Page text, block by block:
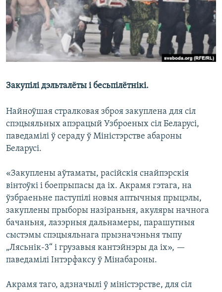
КУЛЬТУРА
КАЛЯНДАР
МОВА
НА ХВАЛЯХ СВАБОДЫ
Закупілі дэльталёты і бесьпілётнікі.
Найноўшая стралковая зброя закуплена для сіл
спэцыяльных апэрацый Узброеных сіл Беларусі,
паведамілі ў сераду ў Міністэрстве абароны
Беларусі.
«Закуплены аўтаматы, расійскія снайпэрскія
вінтоўкі і боепрыпасы да іх. Акрамя гэтага, на
ўзбраеньне паступілі новыя аптычныя прыцэлы,
закуплены прыборы назіраньня, акуляры начнога
бачаньня, лазэрныя дальнамеры, парашутныя
сыстэмы спэцыяльнага прызначэньня тыпу
„Лясьнік-3“ і грузавыя кантэйнэры да іх», —
паведамілі Інтэрфаксу ў Мінабароны.
Акрамя таго, адзначылі ў міністэрстве, для сіл